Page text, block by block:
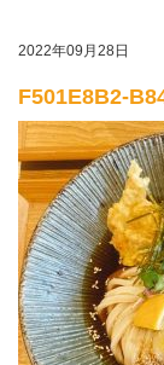
2022年09月28日
F501E8B2-